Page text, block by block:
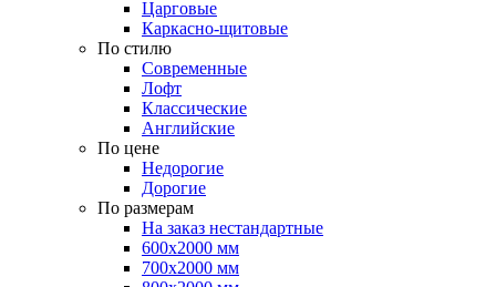
Царговые
Каркасно-щитовые
По стилю
Современные
Лофт
Классические
Английские
По цене
Недорогие
Дорогие
По размерам
На заказ нестандартные
600х2000 мм
700х2000 мм